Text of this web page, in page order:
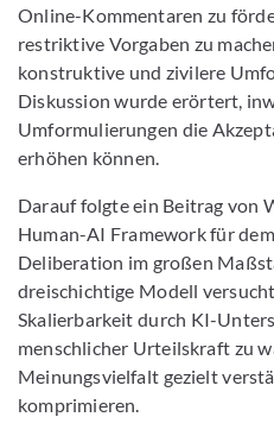
Online-Kommentaren zu
restriktive Vorgaben zu
konstruktive und zivilere
Diskussion wurde erörtert,
Umformulierungen die
erhöhen können.
Darauf folgte ein Beitrag von
Human-AI Framework für
Deliberation im großen
dreischichtige Modell
Skalierbarkeit durch KI-
menschlicher Urteilskraft zu
Meinungsvielfalt gezielt
komprimieren.